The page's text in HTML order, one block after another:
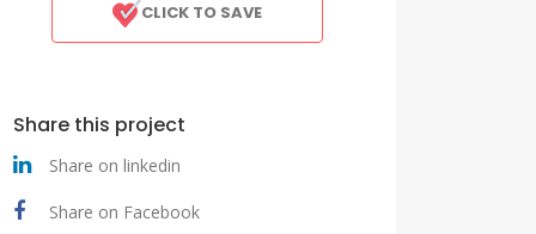
CLICK TO SAVE
Share this project
Share on linkedin
Share on Facebook